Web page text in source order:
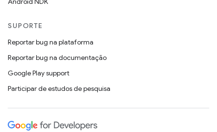
SUPORTE
Reportar bug na plataforma
Reportar bug na documentação
Google Play support
Participar de estudos de pesquisa